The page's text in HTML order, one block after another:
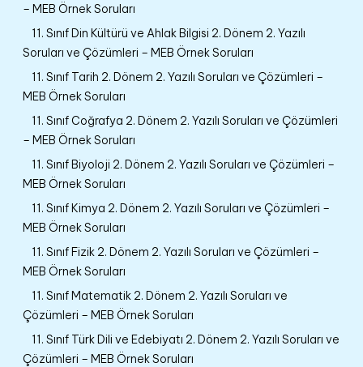
– MEB Örnek Soruları
11. Sınıf Din Kültürü ve Ahlak Bilgisi 2. Dönem 2. Yazılı
Soruları ve Çözümleri – MEB Örnek Soruları
11. Sınıf Tarih 2. Dönem 2. Yazılı Soruları ve Çözümleri –
MEB Örnek Soruları
11. Sınıf Coğrafya 2. Dönem 2. Yazılı Soruları ve Çözümleri
– MEB Örnek Soruları
11. Sınıf Biyoloji 2. Dönem 2. Yazılı Soruları ve Çözümleri –
MEB Örnek Soruları
11. Sınıf Kimya 2. Dönem 2. Yazılı Soruları ve Çözümleri –
MEB Örnek Soruları
11. Sınıf Fizik 2. Dönem 2. Yazılı Soruları ve Çözümleri –
MEB Örnek Soruları
11. Sınıf Matematik 2. Dönem 2. Yazılı Soruları ve
Çözümleri – MEB Örnek Soruları
11. Sınıf Türk Dili ve Edebiyatı 2. Dönem 2. Yazılı Soruları ve
Çözümleri – MEB Örnek Soruları